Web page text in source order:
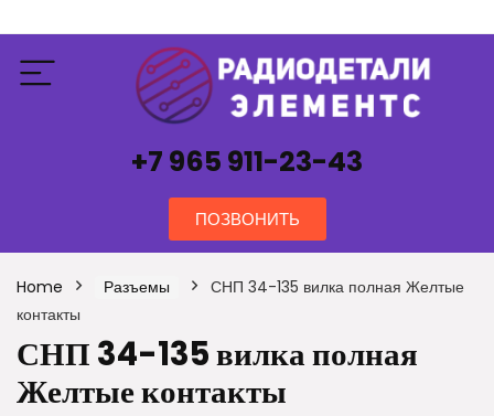
+7 965 911-23-43
ПОЗВОНИТЬ
Home Разъемы
СНП 34-135 вилка полная Желтые
контакты
СНП 34-135 вилка полная
Желтые контакты